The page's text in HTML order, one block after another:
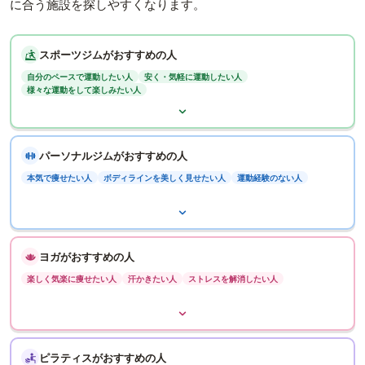
に合う施設を探しやすくなります。
スポーツジムがおすすめの人
自分のペースで運動したい人
安く・気軽に運動したい人
様々な運動をして楽しみたい人
パーソナルジムがおすすめの人
本気で痩せたい人 ボディラインを美しく見せたい人 運動経験のない人
ヨガがおすすめの人
楽しく気楽に痩せたい人 汗かきたい人 ストレスを解消したい人
ピラティスがおすすめの人